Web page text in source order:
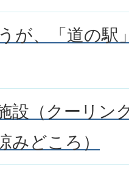
が、「道の駅
設（クーリン
みどころ）